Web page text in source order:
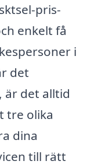
pris-
enkelt få
i
det
är det alltid
tre olika
dina
till rätt